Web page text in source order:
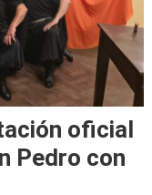
oficial
Pedro con